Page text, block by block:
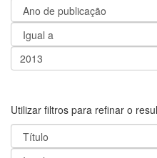
Utilizar filtros para refinar o